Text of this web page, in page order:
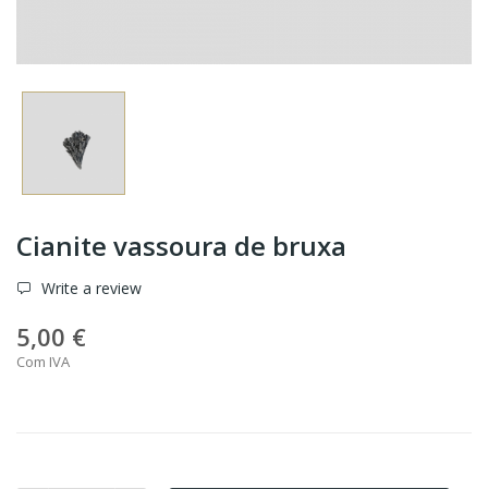
Cianite vassoura de bruxa
Write a review
5,00 €
Com IVA